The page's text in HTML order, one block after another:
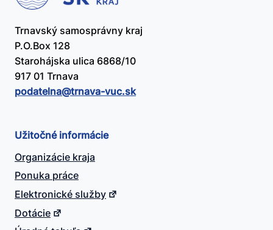
Trnavský samosprávny kraj
P.O.Box 128
Starohájska ulica 6868/10
917 01 Trnava
podatelna@​trnava-vuc.sk
Užitočné informácie
Organizácie kraja
Ponuka práce
Elektronické služby
Dotácie